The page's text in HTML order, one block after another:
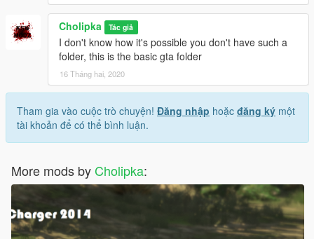
Cholipka Tác giả
I don't know how it's possible you don't have such a
folder, this is the basic gta folder
16 Tháng hai, 2020
Tham gia vào cuộc trò chuyện! Đăng nhập hoặc đăng ký một
tài khoản để có thể bình luận.
More mods by Cholipka: